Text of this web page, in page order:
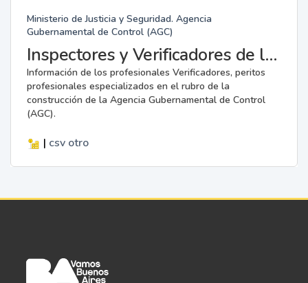
Ministerio de Justicia y Seguridad. Agencia
Gubernamental de Control (AGC)
Inspectores y Verificadores de la AGC
Información de los profesionales Verificadores, peritos
profesionales especializados en el rubro de la
construcción de la Agencia Gubernamental de Control
(AGC).
| csv otro